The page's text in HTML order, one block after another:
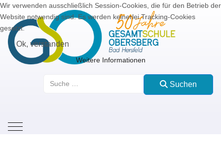
Suchen
Mobile Menu Toggle
Wir verwenden ausschließlich Session-Cookies, die für den Betrieb der
Website notwendig sind. Es werden keinerlei Tracking-Cookies
gesetzt.
Ok, verstanden
Weitere Informationen